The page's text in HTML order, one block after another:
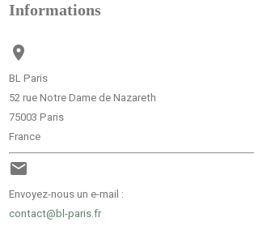
Informations

BL Paris
52 rue Notre Dame de Nazareth
75003 Paris
France

Envoyez-nous un e-mail :
contact@bl-paris.fr